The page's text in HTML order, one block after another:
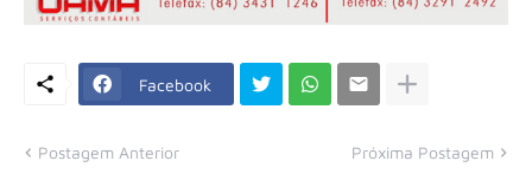
Facebook
Postagem Anterior Próxima Postagem